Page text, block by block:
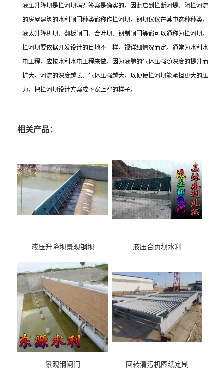
液压升降坝是拦河坝吗？签案是确实的，因此启到拦断河堤、阻拦河流
的房屋建筑的水利闸门种类都称作拦河坝，钢坝仅仅在其中这种种类，
液太升降机坝、翻板闸门、合叶坝、钢制闸门等都可以通称为拦河坝。
拦河坝要依据开发设计的目地不一样，视详细情况而定。通常为水利水
电工程，应按水利水电工程来做。因为液體的气体压强随深度的提升而
扩大，河流的深度越长、气体压强越大，以便使拦河坝能承担更大的压
力，把拦河坝设计方案成下宽上窄的样子。
相关产品：
液压升降坝景观钢坝 液压合页坝水利
景观钢闸门 回转清污机图纸定制